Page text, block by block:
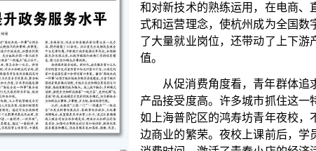
从促消费角度看，青年群体追求个性化、品质化
产品接受度高。许多城市抓住这一特点，打造青年友
如上海普陀区的鸿寿坊青年夜校，不仅为青年提供了
边商业的繁荣。夜校上课前后，学员们前往周边餐饮
消费时间，激活了青春小店的经济活力。青年友好型
年的消费需求，还激发了消费市场活力。
持续发挥青年在干事创业和促进消费等方面的作
城市建设，实现青年与城市的双向奔赴。